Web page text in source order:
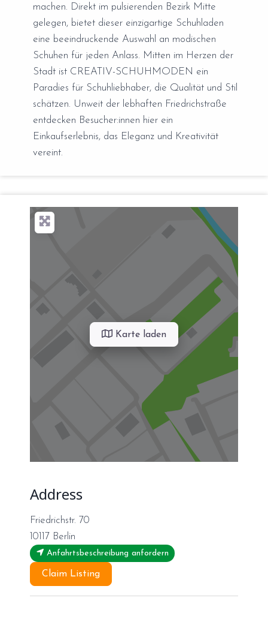
machen. Direkt im pulsierenden Bezirk Mitte
gelegen, bietet dieser einzigartige Schuhladen
eine beeindruckende Auswahl an modischen
Schuhen für jeden Anlass. Mitten im Herzen der
Stadt ist CREATIV-SCHUHMODEN ein
Paradies für Schuhliebhaber, die Qualität und Stil
schätzen. Unweit der lebhaften Friedrichstraße
entdecken Besucher:innen hier ein
Einkaufserlebnis, das Eleganz und Kreativität
vereint.
Karte laden
Address
Friedrichstr. 70
10117 Berlin
Anfahrtsbeschreibung anfordern
Claim Listing